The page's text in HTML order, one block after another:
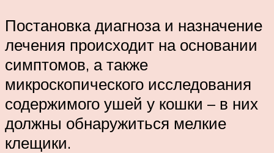
Постановка диагноза и назначение
лечения происходит на основании
симптомов, а также
микроскопического исследования
содержимого ушей у кошки – в них
должны обнаружиться мелкие
клещики.